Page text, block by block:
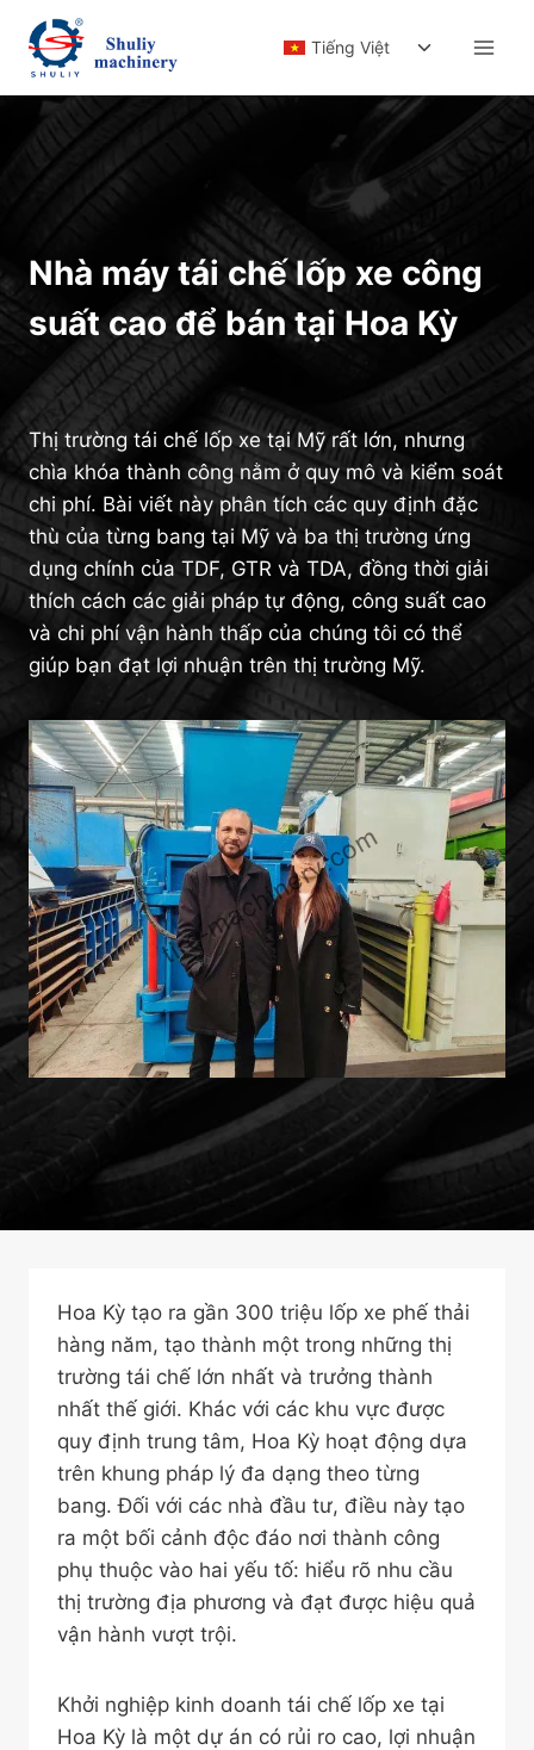
content
Tiếng Việt
Toggle
menu
Nhà máy tái chế lốp xe công
suất cao để bán tại Hoa Kỳ
Thị trường tái chế lốp xe tại Mỹ rất lớn, nhưng
chìa khóa thành công nằm ở quy mô và kiểm soát
chi phí. Bài viết này phân tích các quy định đặc
thù của từng bang tại Mỹ và ba thị trường ứng
dụng chính của TDF, GTR và TDA, đồng thời giải
thích cách các giải pháp tự động, công suất cao
và chi phí vận hành thấp của chúng tôi có thể
giúp bạn đạt lợi nhuận trên thị trường Mỹ.
Hoa Kỳ tạo ra gần 300 triệu lốp xe phế thải
hàng năm, tạo thành một trong những thị
trường tái chế lớn nhất và trưởng thành
nhất thế giới. Khác với các khu vực được
quy định trung tâm, Hoa Kỳ hoạt động dựa
trên khung pháp lý đa dạng theo từng
bang. Đối với các nhà đầu tư, điều này tạo
ra một bối cảnh độc đáo nơi thành công
phụ thuộc vào hai yếu tố: hiểu rõ nhu cầu
thị trường địa phương và đạt được hiệu quả
vận hành vượt trội.
Khởi nghiệp kinh doanh tái chế lốp xe tại
Hoa Kỳ là một dự án có rủi ro cao, lợi nhuận